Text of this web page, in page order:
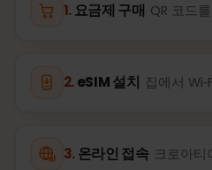
요금제 구매 QR 코드
eSIM 설치 집에서
온라인 접속 크로아티